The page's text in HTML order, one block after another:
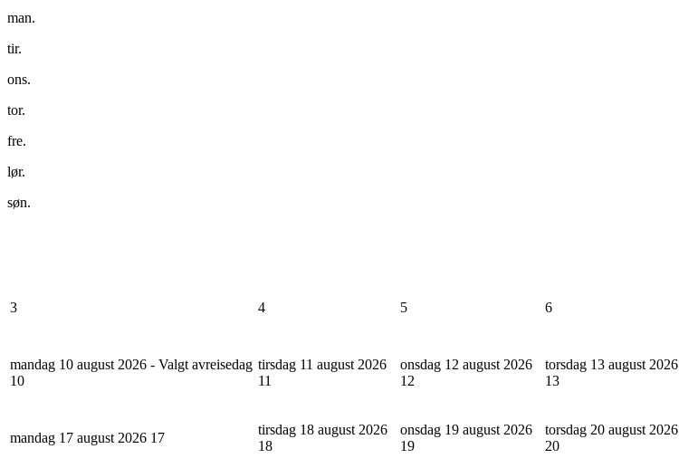
man.
tir.
ons.
tor.
fre.
lør.
søn.
3 4 5 6
mandag 10 august 2026 - Valgt avreisedag
10
tirsdag 11 august 2026
11
onsdag 12 august 2026
12
torsdag 13 august 2026
13
mandag 17 august 2026 17
tirsdag 18 august 2026
18
onsdag 19 august 2026
19
torsdag 20 august 2026
20